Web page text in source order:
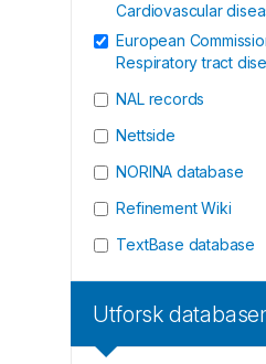
Cardiovascular
European
Respiratory tract
NAL records
Nettside
NORINA database
Refinement Wiki
TextBase database
Utforsk